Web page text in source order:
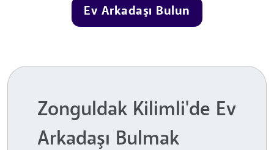
Ev Arkadaşı Bulun
Zonguldak Kilimli'de Ev
Arkadaşı Bulmak